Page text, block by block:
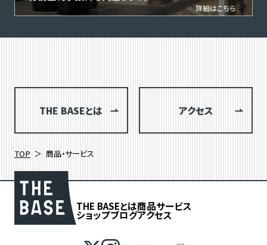
THE BASEとは アクセス
TOP 商品・サービス
THE BASEとは商品サービス
ショップブログアクセス